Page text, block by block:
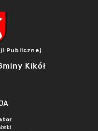
Publicznej
Kikół